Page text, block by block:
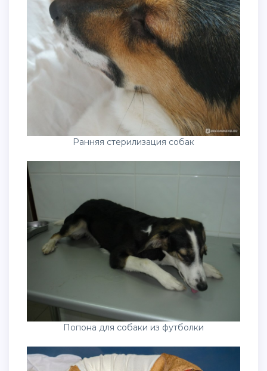
Ранняя стерилизация собак
Попона для собаки из футболки